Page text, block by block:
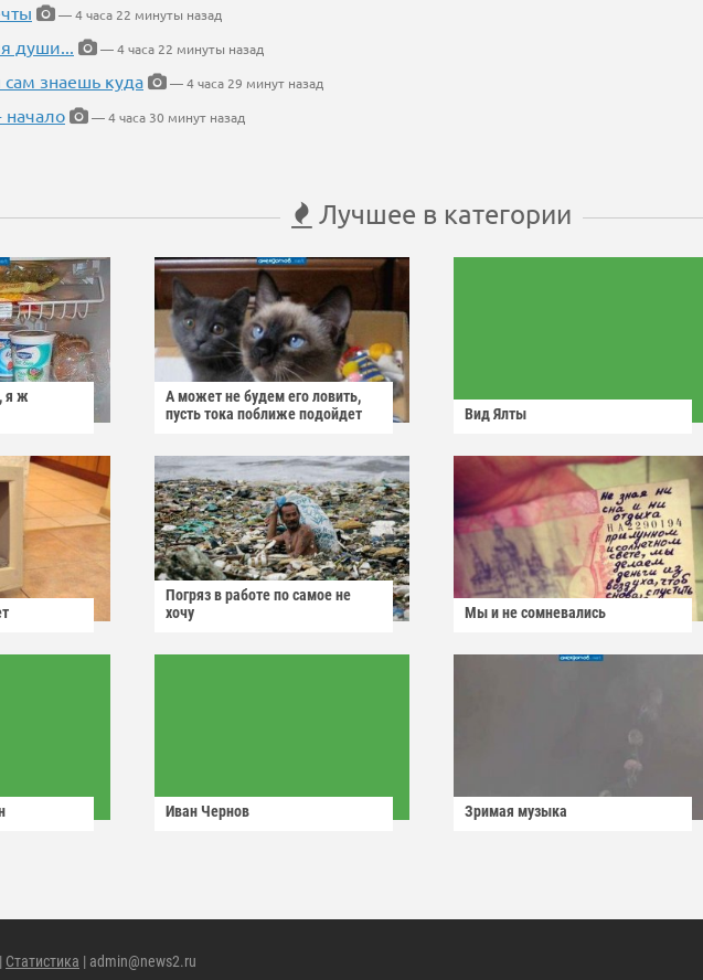
— 4 часа 22 минуты назад
души...
— 4 часа 22 минуты назад
знаешь куда
— 4 часа 29 минут назад
начало — 4 часа 30 минут назад
Лучшее в категории
я ж
А может не будем его ловить,
пусть тока поближе подойдет
Вид Ялты
Погряз в работе по самое не
хочу
Мы и не сомневались
Иван Чернов Зримая музыка
| Статистика | admin@news2.ru